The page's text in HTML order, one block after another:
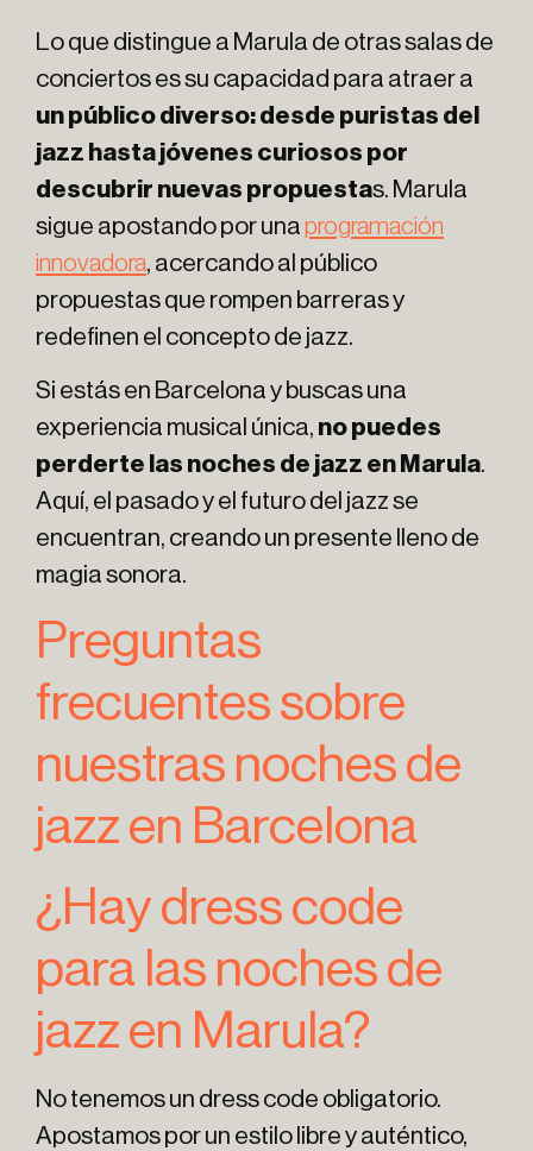
Lo que distingue a Marula de otras salas de
conciertos es su capacidad para atraer a
un público diverso: desde puristas del
jazz hasta jóvenes curiosos por
descubrir nuevas propuestas. Marula
sigue apostando por unaprogramación
innovadora, acercando al público
propuestas que rompen barreras y
redefinen el concepto de jazz.
Si estás en Barcelona y buscas una
experiencia musical única, no puedes
perderte las noches de jazz en Marula.
Aquí, el pasado y el futuro del jazz se
encuentran, creando un presente lleno de
magia sonora.
Preguntas
frecuentes sobre
nuestras noches de
jazz en Barcelona
¿Hay dress code
para las noches de
jazz en Marula?
No tenemos un dress code obligatorio.
Apostamos por un estilo libre y auténtico,